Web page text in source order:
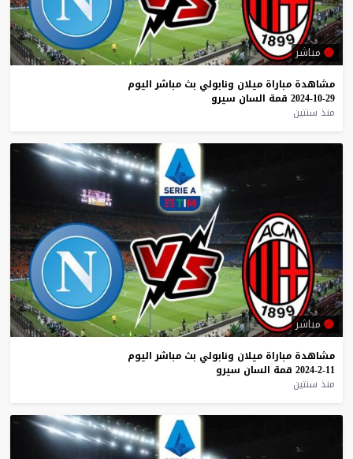
مباشر
مشاهدة مباراة ميلان ونابولي بث مباشر اليوم
29-10-2024
قمة السان سيرو
منذ سنتين
مباشر
مشاهدة مباراة ميلان ونابولي بث مباشر اليوم
11-2-2024
قمة السان سيرو
منذ سنتين